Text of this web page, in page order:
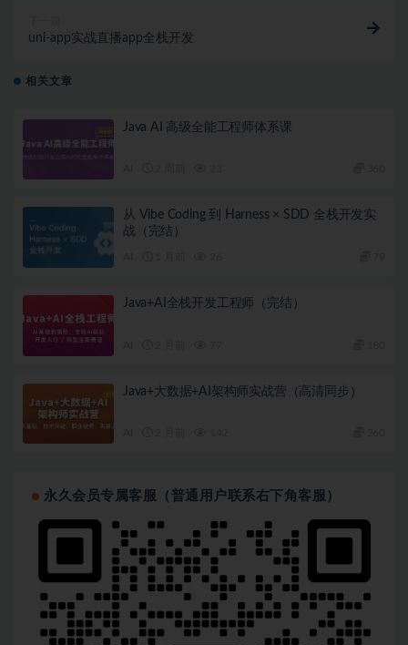
uni-app实战直播app全栈开发
相关文章
Java AI 高级全能工程师体系课
从 Vibe Coding 到 Harness × SDD 全栈开发实
战（完结）
Java+AI全栈开发工程师（完结）
Java+大数据+AI架构师实战营（高清同步）
永久会员专属客服（普通用户联系右下角客服）